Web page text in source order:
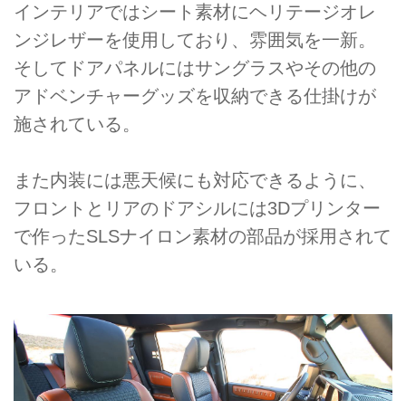
インテリアではシート素材にヘリテージオレ
ンジレザーを使用しており、雰囲気を一新。
そしてドアパネルにはサングラスやその他の
アドベンチャーグッズを収納できる仕掛けが
施されている。
また内装には悪天候にも対応できるように、
フロントとリアのドアシルには3Dプリンター
で作ったSLSナイロン素材の部品が採用されて
いる。